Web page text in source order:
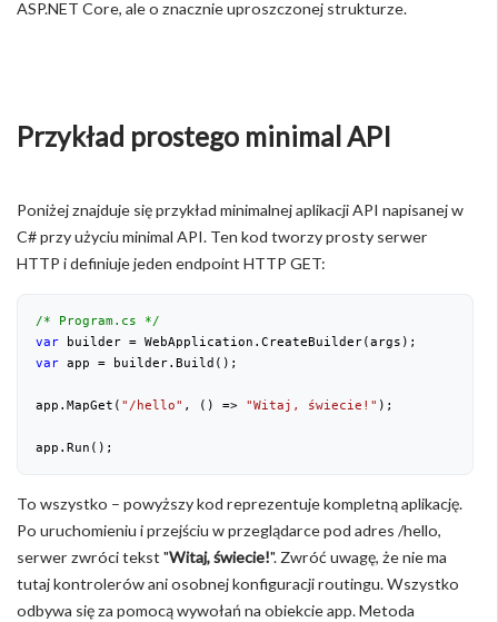
ASP.NET Core, ale o znacznie uproszczonej strukturze.
Przykład prostego minimal API
Poniżej znajduje się przykład minimalnej aplikacji API napisanej w
C# przy użyciu minimal API. Ten kod tworzy prosty serwer
HTTP i definiuje jeden endpoint HTTP GET:
/* Program.cs */
var builder = WebApplication.CreateBuilder(args);
var app = builder.Build();
app.MapGet( "/hello" , () => "Witaj, świecie!" );
app.Run();
To wszystko – powyższy kod reprezentuje kompletną aplikację.
Po uruchomieniu i przejściu w przeglądarce pod adres /hello,
serwer zwróci tekst "Witaj, świecie!". Zwróć uwagę, że nie ma
tutaj kontrolerów ani osobnej konfiguracji routingu. Wszystko
odbywa się za pomocą wywołań na obiekcie app. Metoda